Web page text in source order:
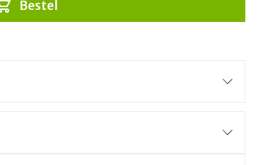
Bestel